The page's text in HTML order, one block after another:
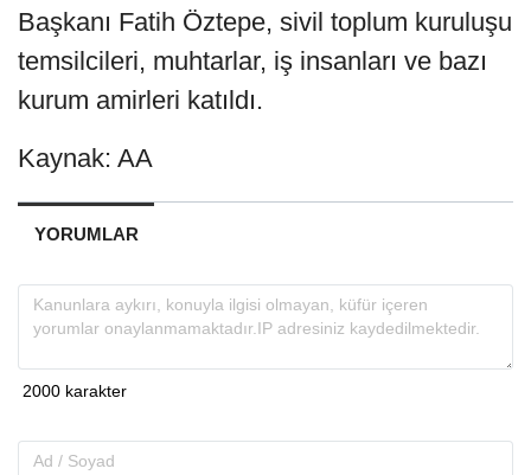
Başkanı Fatih Öztepe, sivil toplum kuruluşu
temsilcileri, muhtarlar, iş insanları ve bazı
kurum amirleri katıldı.
Kaynak: AA
YORUMLAR